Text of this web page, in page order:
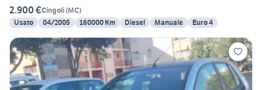
2.900 €Cingoli(MC)
Usato
04/2005 160000 Km Diesel Manuale Euro 4